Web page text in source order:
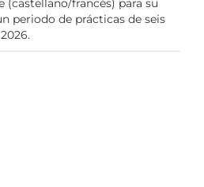
(castellano/francés) para su
periodo de prácticas de seis